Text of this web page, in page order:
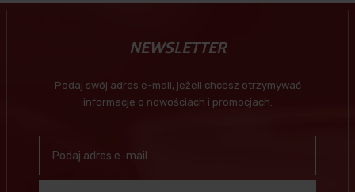
NEWSLETTER
Podaj swój adres e-mail, jeżeli chcesz otrzymywać
informacje o nowościach i promocjach.